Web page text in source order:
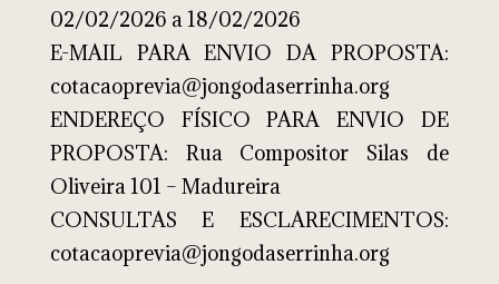
02/02/2026 a 18/02/2026
E-MAIL PARA ENVIO DA PROPOSTA:
cotacaoprevia@jongodaserrinha.org
ENDEREÇO FÍSICO PARA ENVIO DE
PROPOSTA: Rua Compositor Silas de
Oliveira 101 – Madureira
CONSULTAS E ESCLARECIMENTOS:
cotacaoprevia@jongodaserrinha.org